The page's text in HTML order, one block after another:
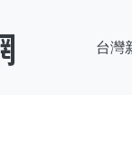
台灣